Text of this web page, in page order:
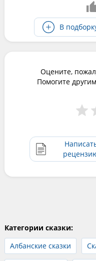
В
Оцените,
Помогите
Категории сказки:
Албанские сказки